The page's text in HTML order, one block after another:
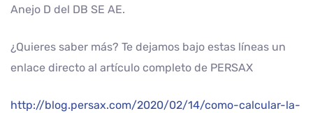
Anejo D del DB SE AE.
¿Quieres saber más? Te dejamos bajo estas líneas un
enlace directo al artículo completo de PERSAX
http://blog.persax.com/2020/02/14/como-calcular-la-